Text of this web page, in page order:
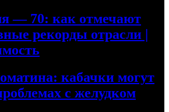
— 70: как отмечают
рекорды отрасли |
кабачки могут
с желудком